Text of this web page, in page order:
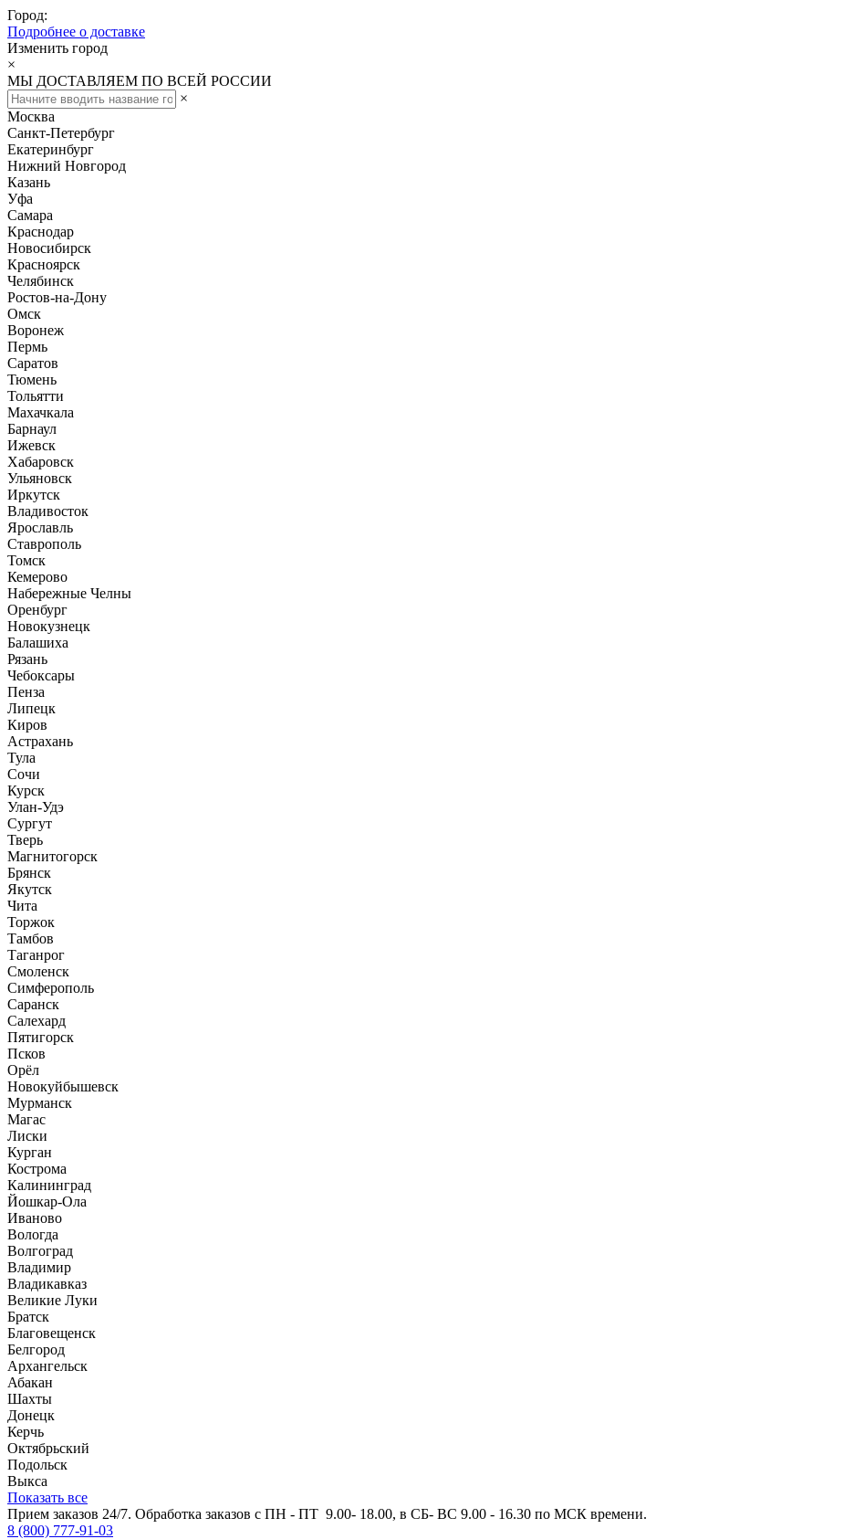
Город:
Подробнее о доставке
Изменить город
×
МЫ ДОСТАВЛЯЕМ ПО ВСЕЙ РОССИИ
×
Москва
Санкт-Петербург
Екатеринбург
Нижний Новгород
Казань
Уфа
Самара
Краснодар
Новосибирск
Красноярск
Челябинск
Ростов-на-Дону
Омск
Воронеж
Пермь
Саратов
Тюмень
Тольятти
Махачкала
Барнаул
Ижевск
Хабаровск
Ульяновск
Иркутск
Владивосток
Ярославль
Ставрополь
Томск
Кемерово
Набережные Челны
Оренбург
Новокузнецк
Балашиха
Рязань
Чебоксары
Пенза
Липецк
Киров
Астрахань
Тула
Сочи
Курск
Улан-Удэ
Сургут
Тверь
Магнитогорск
Брянск
Якутск
Чита
Торжок
Тамбов
Таганрог
Смоленск
Симферополь
Саранск
Салехард
Пятигорск
Псков
Орёл
Новокуйбышевск
Мурманск
Магас
Лиски
Курган
Кострома
Калининград
Йошкар-Ола
Иваново
Вологда
Волгоград
Владимир
Владикавказ
Великие Луки
Братск
Благовещенск
Белгород
Архангельск
Абакан
Шахты
Донецк
Керчь
Октябрьский
Подольск
Выкса
Показать все
Прием заказов 24/7. Обработка заказов с ПН - ПТ 9.00- 18.00, в СБ- ВС 9.00 - 16.30 по МСК времени.
8 (800) 777-91-03